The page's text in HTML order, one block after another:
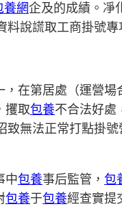
養網企及的成績。凈
料說謊取工商掛號專
在第居處（運營
攫取包養不合法好處
致無法正常打點掛
中包養事后監管， 包
包養于包養經查實提